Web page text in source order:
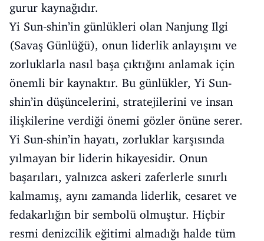
gurur kaynağıdır.
Yi Sun-shin’in günlükleri olan Nanjung Ilgi
(Savaş Günlüğü), onun liderlik anlayışını ve
zorluklarla nasıl başa çıktığını anlamak için
önemli bir kaynaktır. Bu günlükler, Yi Sun-
shin’in düşüncelerini, stratejilerini ve insan
ilişkilerine verdiği önemi gözler önüne serer.
Yi Sun-shin’in hayatı, zorluklar karşısında
yılmayan bir liderin hikayesidir. Onun
başarıları, yalnızca askeri zaferlerle sınırlı
kalmamış, aynı zamanda liderlik, cesaret ve
fedakarlığın bir sembolü olmuştur. Hiçbir
resmi denizcilik eğitimi almadığı halde tüm